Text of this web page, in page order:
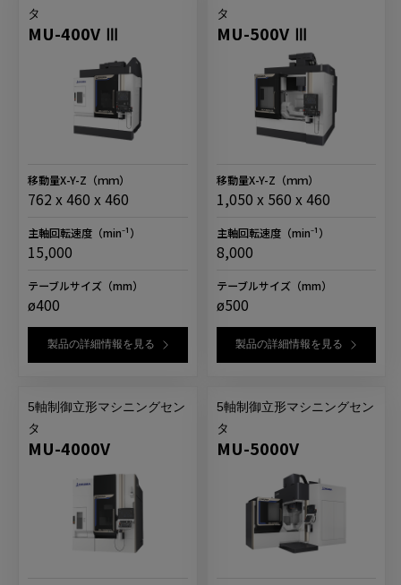
タ
MU-400V Ⅲ
移動量X-Y-Z （ｍｍ）
762 x 460 x 460
主軸回転速度 （min⁻¹）
15,000
テーブルサイズ （mm）
ø400
製品の詳細情報を見る
タ
MU-500V Ⅲ
移動量X-Y-Z （ｍｍ）
1,050 x 560 x 460
主軸回転速度（min⁻¹）
8,000
テーブルサイズ（mm）
ø500
製品の詳細情報を見る
5軸制御立形マシニングセン
タ
MU-4000V
5軸制御立形マシニングセン
タ
MU-5000V